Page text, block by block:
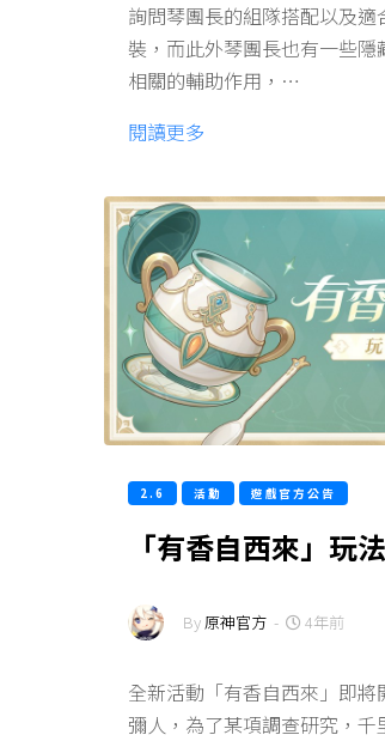
詢問琴團長的組隊搭配以及適
裝，而此外琴團長也有一些隱
相關的輔助作用，…
閱讀更多
2.6 活動 遊戲官方公告
「有香自西來」玩
By原神官方 - 4年前
全新活動「有香自西來」即將
彌人，為了某項調查研究，千